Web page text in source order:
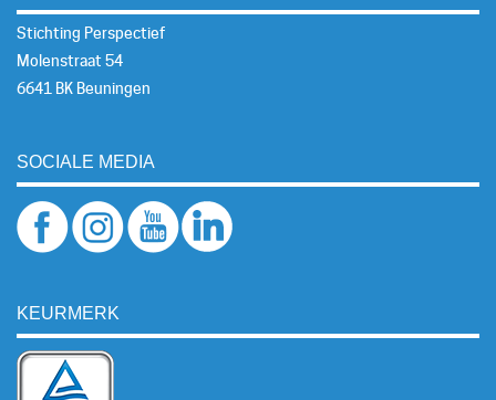
Stichting Perspectief
Molenstraat 54
6641 BK Beuningen
SOCIALE MEDIA
KEURMERK